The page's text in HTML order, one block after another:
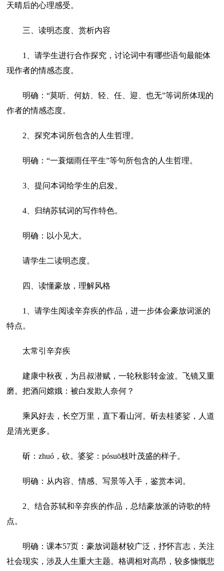
天晴后的心理感受。
三、读明态度、赏析内容
1、请学生进行合作探究，讨论词中有哪些语句最能体
现作者的情感态度。
明确：“莫听、何妨、轻、任、迎、也无”等词所体现的
作者的情感态度。
2、探究本词所包含的人生哲理。
明确：“一蓑烟雨任平生”等句所包含的人生哲理。
3、提问本词给学生的启发。
4、归纳苏轼词的写作特色。
明确：以小见大。
请学生二读明态度。
四、读懂豪放，理解风格
1、请学生阅读辛弃疾的作品，进一步体会豪放词派的
特点。
太常引辛弃疾
建康中秋夜，为吕叔潜赋，一轮秋影转金波。飞镜又重
磨。把酒问嫦娥：被白发欺人奈何？
乘风好去，长空万里，直下看山河。斫去桂婆娑，人道
是清光更多。
斫：zhuó，砍。婆娑：pósuō枝叶茂盛的样子。
明确：从内容、情感、写景等入手，鉴赏本词。
2、结合苏轼和辛弃疾的作品，总结豪放派的诗歌的特
点。
明确：课本57页：豪放词题材较广泛，抒怀言志，关注
社会现实，涉及人生重大主题。格调相对高昂，较多慷慨悲